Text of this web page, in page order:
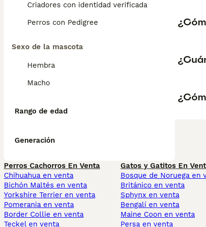
Criadores con identidad verificada
Perros con Pedigree
Sexo de la mascota
Hembra
Macho
Rango de edad
Generación
Perros Cachorros En Venta
Chihuahua en venta
Bichón Maltés en venta
Yorkshire Terrier en venta
Pomerania en venta
Border Collie en venta
Teckel en venta
Gatos y Gatitos En
Bosque de Noruega en
Británico en venta
Sphynx en venta
Bengalí en venta
Maine Coon en venta
Persa en venta